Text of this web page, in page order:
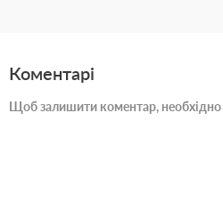
Коментарі
Щоб залишити коментар, необхідно